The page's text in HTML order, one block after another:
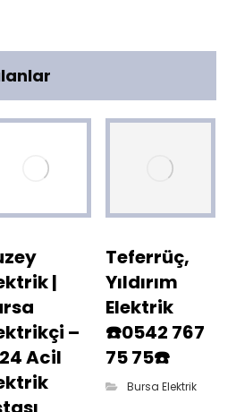
|
–
Acil
Teferrüç,
Yıldırım
Elektrik
☎️0542 767
75 75☎️
Bursa Elektrik